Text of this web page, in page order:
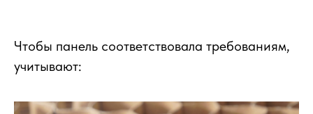
Чтобы панель соответствовала требованиям,
учитывают: